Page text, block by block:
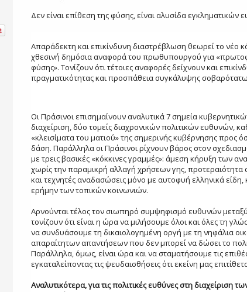
Δεν είναι επίθεση της φύσης, είναι αλυσίδα εγκληματικών
Απαράδεκτη και επικίνδυνη διαστρέβλωση θεωρεί το νέο
χθεσινή δημόσια αναφορά του πρωθυπουργού για
φύσης». Τονίζουν ότι τέτοιες αναφορές δείχνουν και
πραγματικότητας και προσπάθεια συγκάλυψης
Οι Πράσινοι επισημαίνουν αναλυτικά 7 σημεία
διαχείριση, δύο τομείς διαχρονικών πολιτικών ευθυνών,
«κλεισίματα του ματιού» της σημερινής κυβέρνησης προς
δάση. Παράλληλα οι Πράσινοι ρίχνουν βάρος στον
με τρεις βασικές «κόκκινες γραμμές»: άμεση κήρυξη των
χωρίς την παραμικρή αλλαγή χρήσεων γης, προτεραιότητα
και τεχνητές αναδασώσεις μόνο με αυτοφυή ελληνικά είδη,
ερήμην των τοπικών κοινωνιών.
Αρνούνται τέλος τον σιωπηρό συμψηφισμό ευθυνών
τονίζουν ότι είναι η ώρα να μιλήσουμε όλοι και όλες τη
να συνδυάσουμε τη δικαιολογημένη οργή με τη νηφάλια
απαραίτητων απαντήσεων που δεν μπορεί να δώσει το
Παράλληλα, όμως, είναι ώρα και να σταματήσουμε τις
εγκαταλείποντας τις ψευδαισθήσεις ότι εκείνη μας
Αναλυτικότερα, για τις πολιτικές ευθύνες στη διαχείριση